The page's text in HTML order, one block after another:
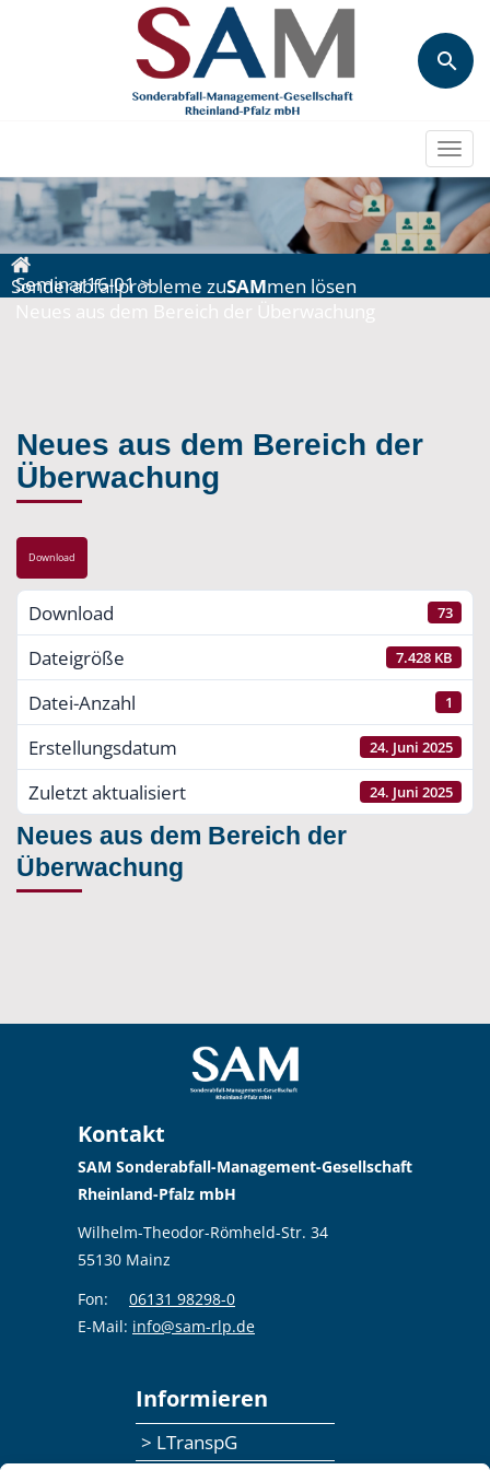
Seminar16-01>
Sonderabfallprobleme zuSAMmen lösen
Neues aus dem Bereich der
Überwachung
Download
Download 73
Dateigröße 7.428 KB
Datei-Anzahl 1
Erstellungsdatum 24. Juni 2025
Zuletzt aktualisiert 24. Juni 2025
Neues aus dem Bereich der
Überwachung
Kontakt
SAM Sonderabfall-Management-Gesellschaft
Rheinland-Pfalz mbH
Wilhelm-Theodor-Römheld-Str. 34
55130 Mainz
Fon:
06131 98298-0
E-Mail: info@sam-rlp.de
Informieren
> LTranspG